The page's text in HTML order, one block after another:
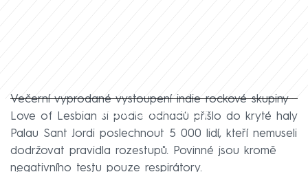
Failed to fetch
Večerní vyprodané vystoupení indie rockové skupiny
Love of Lesbian si podle odhadů přišlo do kryté haly
Palau Sant Jordi poslechnout 5 000 lidí, kteří nemuseli
dodržovat pravidla rozestupů. Povinné jsou kromě
negativního testu pouze respirátory.